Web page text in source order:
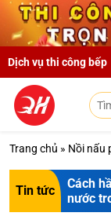
Skip to main
Dịch vụ thi công bếp
Trang chủ » Nồi nấu
Tin tức
Cách
nước